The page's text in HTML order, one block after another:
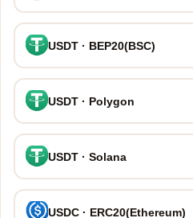
USDT · BEP20(BSC)
USDT · Polygon
USDT · Solana
USDC · ERC20(Ethereum)